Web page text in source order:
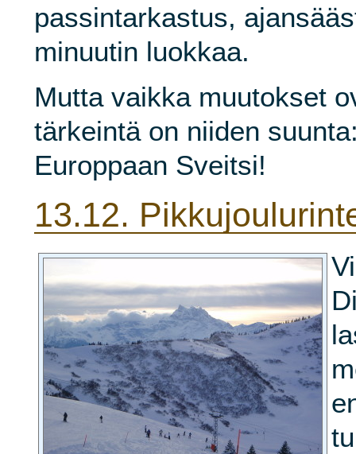
passintarkastus,
minuutin luokkaa.
Mutta vaikka muutokset
tärkeintä on niiden
Europpaan Sveitsi!
13.12.